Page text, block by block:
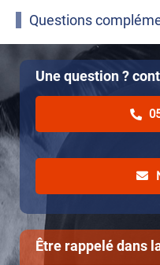
Questions
Une question ?
Être rappelé dans